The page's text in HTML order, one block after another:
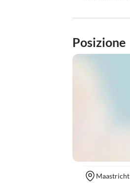
Posizione
Maastricht